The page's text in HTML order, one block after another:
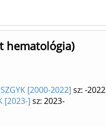
hematológia)
[2000-2022] sz: -2022
[2023-] sz: 2023-